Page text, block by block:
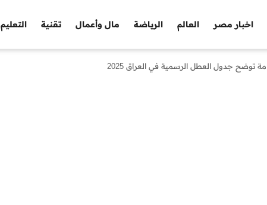
اخبار مصر العالم الرياضة مال وأعمال تقنية التعليم
توضح جدول العطل الرسمية في العراق 2025